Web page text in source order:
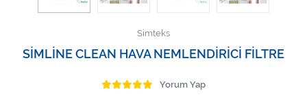
Sarf Malzemeleri
Simteks
SİMLİNE CLEAN HAVA NEMLENDİRİCİ FİLTRE
Yorum Yap